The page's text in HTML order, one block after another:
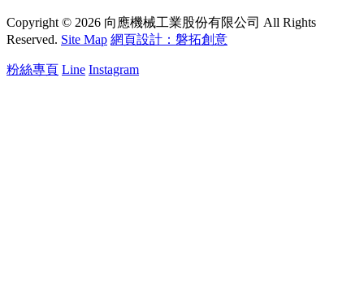
Copyright © 2026 向應機械工業股份有限公司 All Rights
Reserved. Site Map 網頁設計：磐拓創意
粉絲專頁 Line Instagram